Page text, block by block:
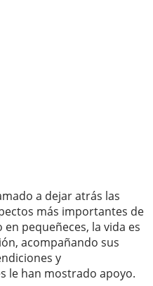
a dejar atrás las
más importantes de
pequeñeces, la vida es
acompañando sus
y
le han mostrado apoyo.